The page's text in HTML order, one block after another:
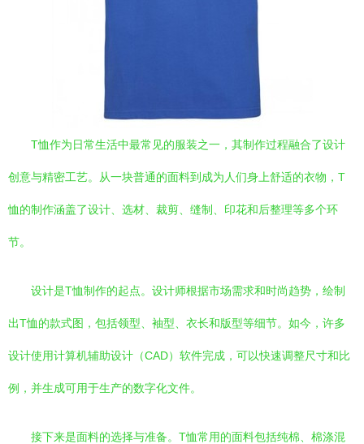
T恤作为日常生活中最常见的服装之一，其制作过程融合了设计
创意与精密工艺。从一块普通的面料到成为人们身上舒适的衣物，T
恤的制作涵盖了设计、选材、裁剪、缝制、印花和后整理等多个环
节。
设计是T恤制作的起点。设计师根据市场需求和时尚趋势，绘制
出T恤的款式图，包括领型、袖型、衣长和版型等细节。如今，许多
设计使用计算机辅助设计（CAD）软件完成，可以快速调整尺寸和比
例，并生成可用于生产的数字化文件。
接下来是面料的选择与准备。T恤常用的面料包括纯棉、棉涤混